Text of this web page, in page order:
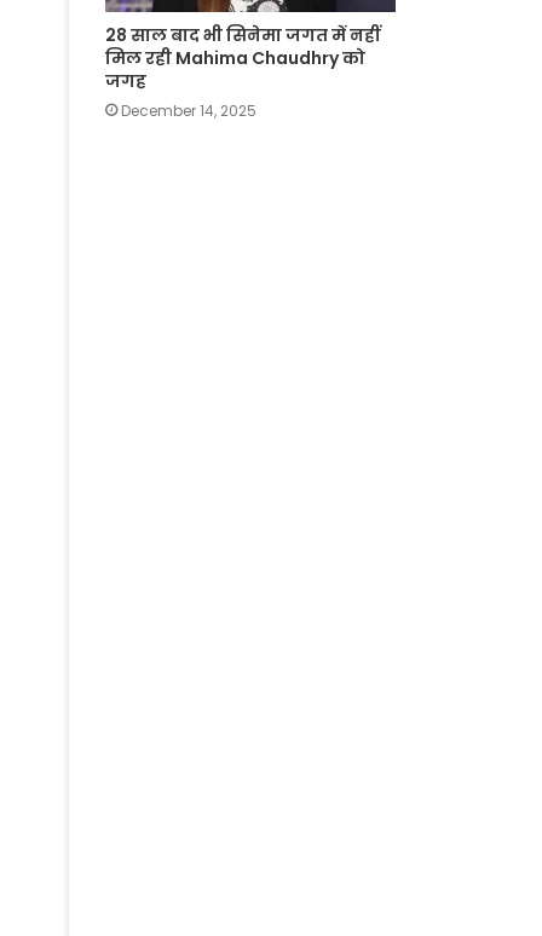
28 साल बाद भी सिनेमा जगत में नहीं
मिल रही Mahima Chaudhry को
जगह
December 14, 2025